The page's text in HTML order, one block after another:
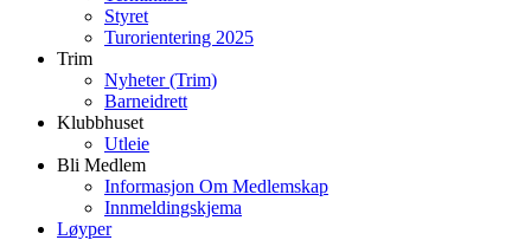
Styret
Turorientering 2025
Trim
Nyheter (Trim)
Barneidrett
Klubbhuset
Utleie
Bli Medlem
Informasjon Om Medlemskap
Innmeldingskjema
Løyper